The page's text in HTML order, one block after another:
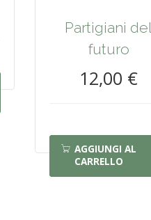
Partigiani del
futuro
12,00 €
AGGIUNGI AL
CARRELLO